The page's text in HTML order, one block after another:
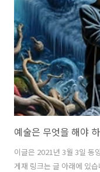
는데 작가의 말에 따르면
가 증식, 혹은 자기 파괴
다. 하지만 자세히 들여다
예술은 무엇을 해야
이글은 2021년 3월 3일 동
게재 링크는 글 아래에 있